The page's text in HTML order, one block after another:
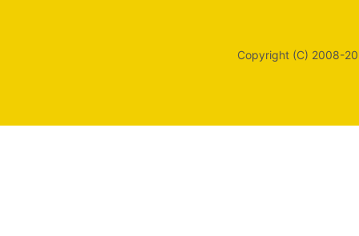
Copyright (C) 2008-